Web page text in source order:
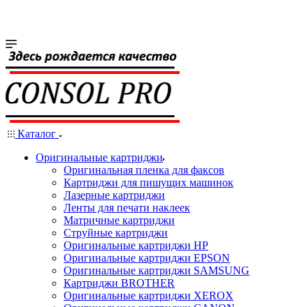
Каталог
Оригинальные картриджи
Оригинальная пленка для факсов
Картриджи для пишущих машинок
Лазерные картриджи
Ленты для печати наклеек
Матричные картриджи
Струйные картриджи
Оригинальные картриджи HP
Оригинальные картриджи EPSON
Оригинальные картриджи SAMSUNG
Картриджи BROTHER
Оригинальные картриджи XEROX